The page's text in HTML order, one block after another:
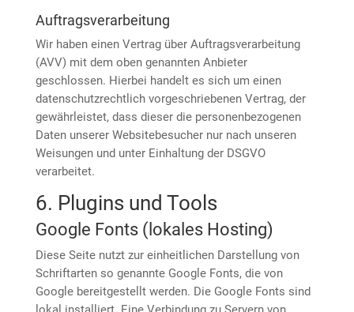
Auftragsverarbeitung
Wir haben einen Vertrag über Auftragsverarbeitung
(AVV) mit dem oben genannten Anbieter
geschlossen. Hierbei handelt es sich um einen
datenschutzrechtlich vorgeschriebenen Vertrag, der
gewährleistet, dass dieser die personenbezogenen
Daten unserer Websitebesucher nur nach unseren
Weisungen und unter Einhaltung der DSGVO
verarbeitet.
6. Plugins und Tools
Google Fonts (lokales Hosting)
Diese Seite nutzt zur einheitlichen Darstellung von
Schriftarten so genannte Google Fonts, die von
Google bereitgestellt werden. Die Google Fonts sind